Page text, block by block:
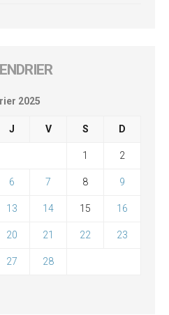
2025
J V S D
1 2
6 7 8 9
13 14 15 16
20 21 22 23
27 28